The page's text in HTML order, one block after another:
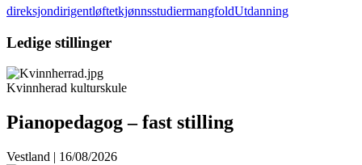
direksjondirigentløftetkjønnsstudiermangfoldUtdanning
Ledige stillinger
Kvinnherad kulturskule
Pianopedagog – fast stilling
Vestland | 16/08/2026